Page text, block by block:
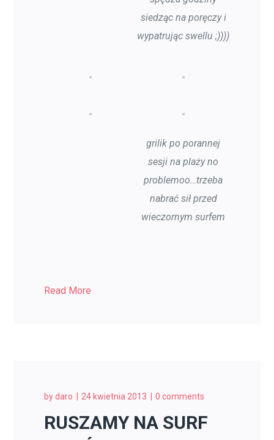
siedząc na poręczy i
wypatrując swellu ;))))
grilik po porannej
sesji na plaży no
problemoo…trzeba
nabrać sił przed
wieczornym surfem
Read More
bydaro 24 kwietnia 2013 0 comments
RUSZAMY NA SURF